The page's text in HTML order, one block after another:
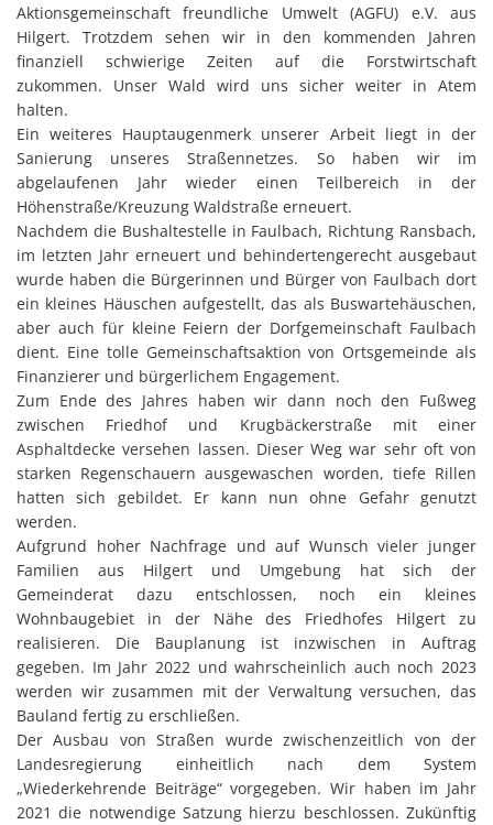
Aktionsgemeinschaft freundliche Umwelt (AGFU) e.V. aus
Hilgert. Trotzdem sehen wir in den kommenden Jahren
finanziell schwierige Zeiten auf die Forstwirtschaft
zukommen. Unser Wald wird uns sicher weiter in Atem
halten.
Ein weiteres Hauptaugenmerk unserer Arbeit liegt in der
Sanierung unseres Straßennetzes. So haben wir im
abgelaufenen Jahr wieder einen Teilbereich in der
Höhenstraße/Kreuzung Waldstraße erneuert.
Nachdem die Bushaltestelle in Faulbach, Richtung Ransbach,
im letzten Jahr erneuert und behindertengerecht ausgebaut
wurde haben die Bürgerinnen und Bürger von Faulbach dort
ein kleines Häuschen aufgestellt, das als Buswartehäuschen,
aber auch für kleine Feiern der Dorfgemeinschaft Faulbach
dient. Eine tolle Gemeinschaftsaktion von Ortsgemeinde als
Finanzierer und bürgerlichem Engagement.
Zum Ende des Jahres haben wir dann noch den Fußweg
zwischen Friedhof und Krugbäckerstraße mit einer
Asphaltdecke versehen lassen. Dieser Weg war sehr oft von
starken Regenschauern ausgewaschen worden, tiefe Rillen
hatten sich gebildet. Er kann nun ohne Gefahr genutzt
werden.
Aufgrund hoher Nachfrage und auf Wunsch vieler junger
Familien aus Hilgert und Umgebung hat sich der
Gemeinderat dazu entschlossen, noch ein kleines
Wohnbaugebiet in der Nähe des Friedhofes Hilgert zu
realisieren. Die Bauplanung ist inzwischen in Auftrag
gegeben. Im Jahr 2022 und wahrscheinlich auch noch 2023
werden wir zusammen mit der Verwaltung versuchen, das
Bauland fertig zu erschließen.
Der Ausbau von Straßen wurde zwischenzeitlich von der
Landesregierung einheitlich nach dem System
„Wiederkehrende Beiträge“ vorgegeben. Wir haben im Jahr
2021 die notwendige Satzung hierzu beschlossen. Zukünftig